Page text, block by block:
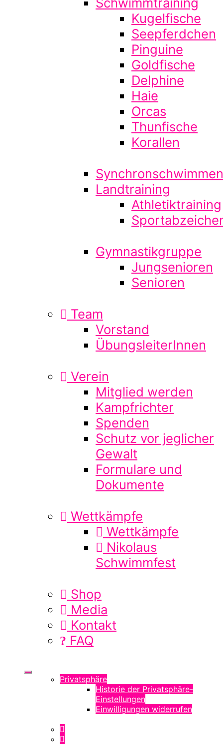
Kugelfische
Seepferdchen
Pinguine
Goldfische
Delphine
Haie
Orcas
Thunfische
Korallen
Synchronschwimmen
Landtraining
Athletiktraining
Gymnastikgruppe
Jungsenioren
Senioren
Team
Vorstand
ÜbungsleiterInnen
Verein
Mitglied werden
Kampfrichter
Spenden
Schutz vor jeglicher
Gewalt
Formulare und
Dokumente
Wettkämpfe
Wettkämpfe
Nikolaus
Schwimmfest
Shop
Media
Kontakt
FAQ
Privatsphäre
Historie der Privatsphäre-
Einstellungen
Einwilligungen widerrufen